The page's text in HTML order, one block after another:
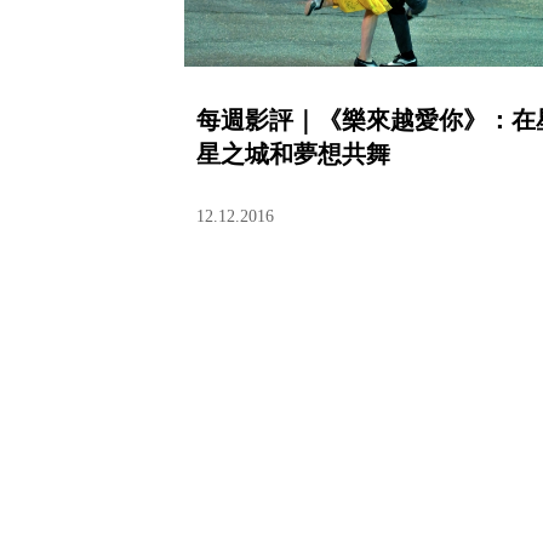
每週影評｜《樂來越愛你》：在
星之城和夢想共舞
12.12.2016